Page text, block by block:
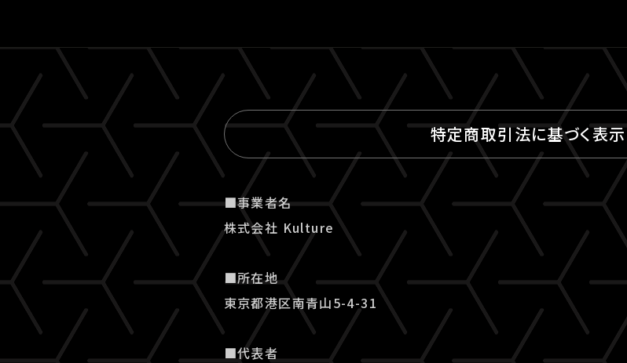
特定商取引法に基づく表示
■事業者名
株式会社 Kulture
■所在地
東京都港区南青山5-4-31
■代表者